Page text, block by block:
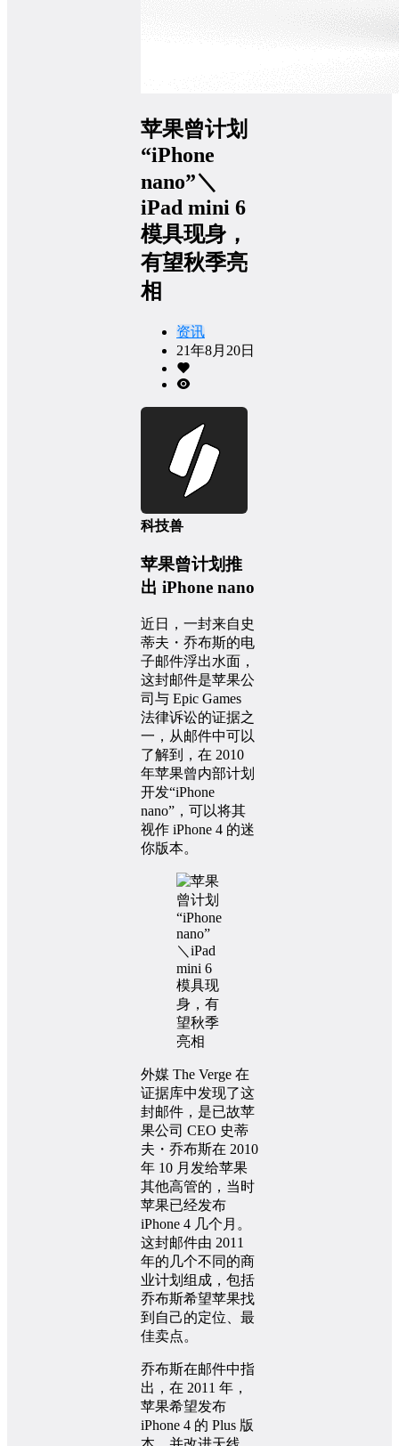
苹果曾计划
“iPhone
nano”＼
iPad mini 6
模具现身，
有望秋季亮
相
资讯
21年8月20日
科技兽
苹果曾计划推
出 iPhone nano
近日，一封来自史
蒂夫・乔布斯的电
子邮件浮出水面，
这封邮件是苹果公
司与 Epic Games
法律诉讼的证据之
一，从邮件中可以
了解到，在 2010
年苹果曾内部计划
开发“iPhone
nano”，可以将其
视作 iPhone 4 的迷
你版本。
外媒 The Verge 在
证据库中发现了这
封邮件，是已故苹
果公司 CEO 史蒂
夫・乔布斯在 2010
年 10 月发给苹果
其他高管的，当时
苹果已经发布
iPhone 4 几个月。
这封邮件由 2011
年的几个不同的商
业计划组成，包括
乔布斯希望苹果找
到自己的定位、最
佳卖点。
乔布斯在邮件中指
出，在 2011 年，
苹果希望发布
iPhone 4 的 Plus 版